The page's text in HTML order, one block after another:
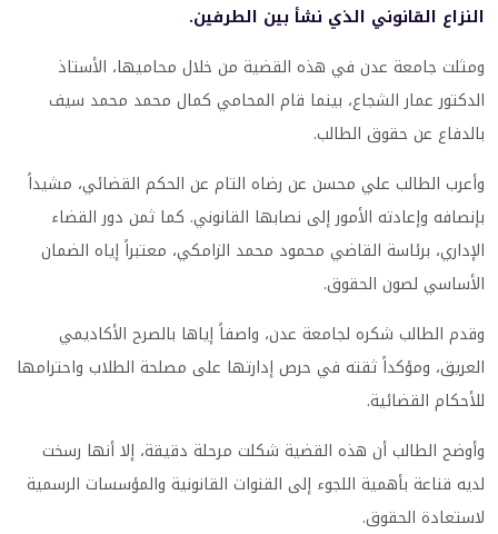
النزاع القانوني الذي نشأ بين الطرفين.
ومثلت جامعة عدن في هذه القضية من خلال محاميها، الأستاذ
الدكتور عمار الشجاع، بينما قام المحامي كمال محمد محمد سيف
بالدفاع عن حقوق الطالب.
وأعرب الطالب علي محسن عن رضاه التام عن الحكم القضائي، مشيداً
بإنصافه وإعادته الأمور إلى نصابها القانوني. كما ثمن دور القضاء
الإداري، برئاسة القاضي محمود محمد الزامكي، معتبراً إياه الضمان
الأساسي لصون الحقوق.
وقدم الطالب شكره لجامعة عدن، واصفاً إياها بالصرح الأكاديمي
العريق، ومؤكداً ثقته في حرص إدارتها على مصلحة الطلاب واحترامها
للأحكام القضائية.
وأوضح الطالب أن هذه القضية شكلت مرحلة دقيقة، إلا أنها رسخت
لديه قناعة بأهمية اللجوء إلى القنوات القانونية والمؤسسات الرسمية
لاستعادة الحقوق.